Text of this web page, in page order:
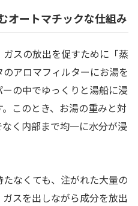
オートマチックな仕組み
スの放出を促すために「蒸
アロマフィルターにお湯を
の中でゆっくりと湯船に浸
このとき、お湯の重みと対
く内部まで均一に水分が浸
なくても、注がれた大量の
スを出しながら成分を放出